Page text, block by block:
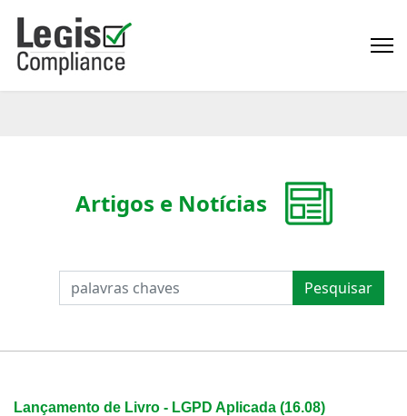
PESQUISAR Pesquisar
Artigos e Notícias
Lançamento de Livro - LGPD Aplicada (16.08)